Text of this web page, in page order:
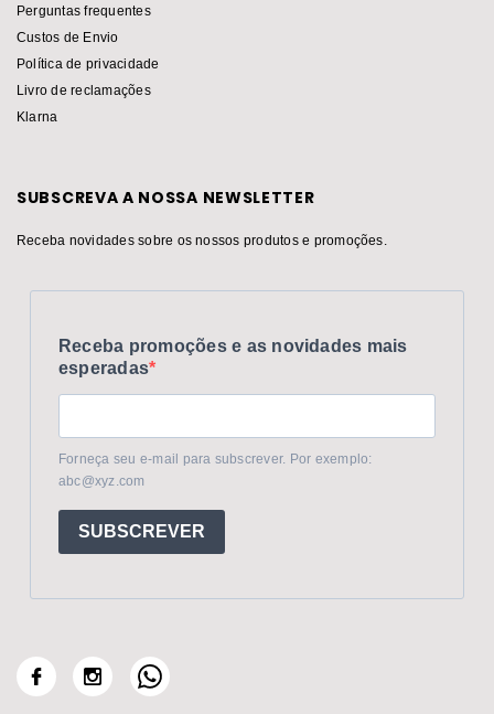
Perguntas frequentes
Custos de Envio
Política de privacidade
Livro de reclamações
Klarna
SUBSCREVA A NOSSA NEWSLETTER
Receba novidades sobre os nossos produtos e promoções.
Receba promoções e as novidades mais
esperadas
Forneça seu e-mail para subscrever. Por exemplo:
abc@xyz.com
SUBSCREVER